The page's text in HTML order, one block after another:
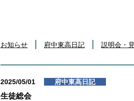
お知らせ 府中東高日記 説明会・
2025/05/01 府中東高日記
生徒総会